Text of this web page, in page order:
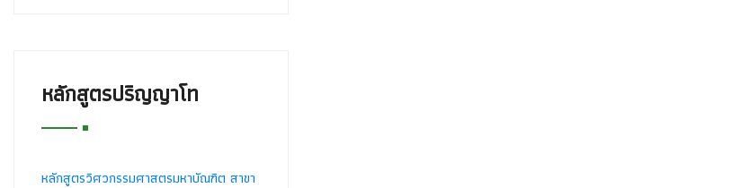
หลักสูตรปริญญาโท
หลักสูตรวิศวกรรมศาสตรมหาบัณฑิต สาขา